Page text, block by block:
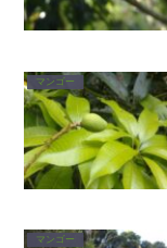
マンゴー
マンゴー